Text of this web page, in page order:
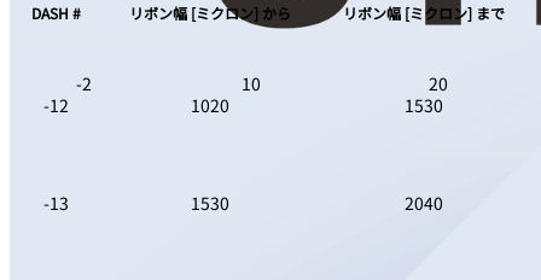
DASH # リボン幅 [ミクロン] から リボン幅 [ミクロン] まで
-12 1020 1530
-13 1530 2040
-2 10 20